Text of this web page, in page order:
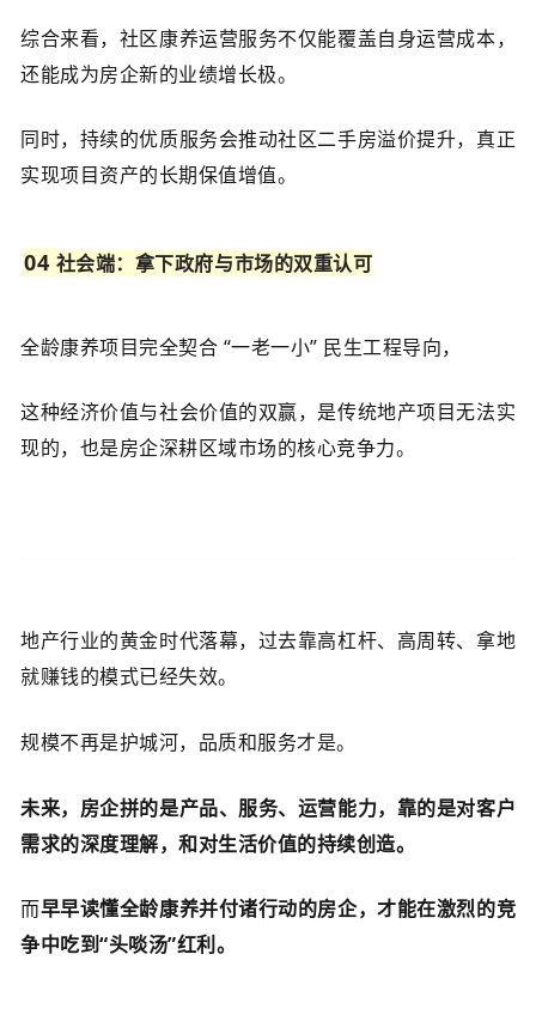
综合来看，社区康养运营服务不仅能覆盖自身运营成本，
还能成为房企新的业绩增长极。
同时，持续的优质服务会推动社区二手房溢价提升，真正
实现项目资产的长期保值增值。
04 社会端：拿下政府与市场的双重认可
全龄康养项目完全契合 “一老一小” 民生工程导向，
这种经济价值与社会价值的双赢，是传统地产项目无法实
现的，也是房企深耕区域市场的核心竞争力。
地产行业的黄金时代落幕，过去靠高杠杆、高周转、拿地
就赚钱的模式已经失效。
规模不再是护城河，品质和服务才是。
未来，房企拼的是产品、服务、运营能力，靠的是对客户
需求的深度理解，和对生活价值的持续创造。
而早早读懂全龄康养并付诸行动的房企，才能在激烈的竞
争中吃到“头啖汤”红利。